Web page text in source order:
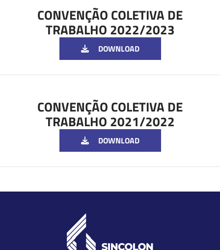
CONVENÇÃO COLETIVA DE
TRABALHO 2022/2023
DOWNLOAD
CONVENÇÃO COLETIVA DE
TRABALHO 2021/2022
DOWNLOAD